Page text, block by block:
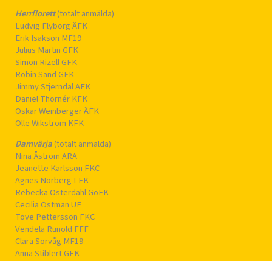
Herrflorett(totalt anmälda)
Ludvig Flyborg ÄFK
Erik Isakson MF19
Julius Martin GFK
Simon Rizell GFK
Robin Sand GFK
Jimmy Stjerndal ÄFK
Daniel Thornér KFK
Oskar Weinberger ÄFK
Olle Wikström KFK
Damvärja(totalt anmälda)
Nina Åström ARA
Jeanette Karlsson FKC
Agnes Norberg LFK
Rebecka Österdahl GoFK
Cecilia Östman UF
Tove Pettersson FKC
Vendela Runold FFF
Clara Sörvåg MF19
Anna Stiblert GFK